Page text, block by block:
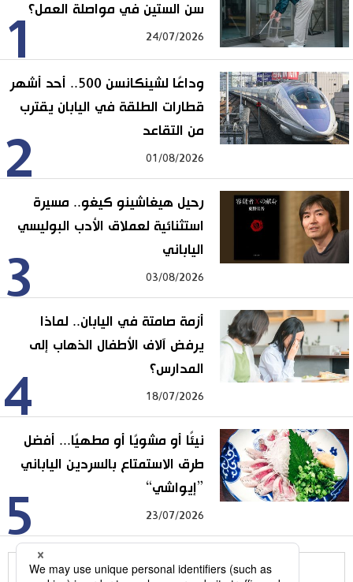
1سن الستين في مواصلة العمل؟
24/07/2026
2
وداعًا لشينكانسن 500.. أحد أشهر
قطارات الطلقة في اليابان يقترب
من التقاعد
01/08/2026
3
رحيل هيغاشينو كيغو.. مسيرة
استثنائية لعملاق الأدب البوليسي
الياباني
03/08/2026
4
أزمة صامتة في اليابان.. لماذا
يرفض آلاف الأطفال الذهاب إلى
المدارس؟
18/07/2026
5
نيئًا أو مشويًا أو مطهيًا... أفضل
طرق الاستمتاع بالسردين الياباني
”إيواشي“
23/07/2026
للمزيد